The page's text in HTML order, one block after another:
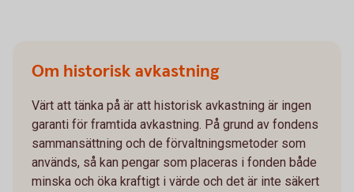
Om historisk avkastning
Värt att tänka på är att historisk avkastning är ingen
garanti för framtida avkastning. På grund av fondens
sammansättning och de förvaltningsmetoder som
används, så kan pengar som placeras i fonden både
minska och öka kraftigt i värde och det är inte säkert